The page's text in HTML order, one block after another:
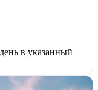
в указанный